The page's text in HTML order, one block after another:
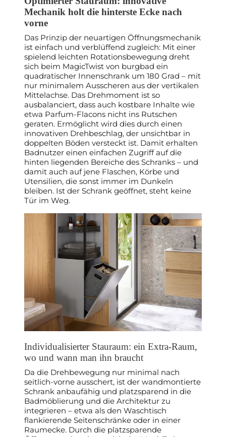
Mechanik holt die hinterste Ecke nach
vorne
Das Prinzip der neuartigen Öffnungsmechanik
ist einfach und verblüffend zugleich: Mit einer
spielend leichten Rotationsbewegung dreht
sich beim MagicTwist von burgbad ein
quadratischer Innenschrank um 180 Grad – mit
nur minimalem Ausscheren aus der vertikalen
Mittelachse. Das Drehmoment ist so
ausbalanciert, dass auch kostbare Inhalte wie
etwa Parfum-Flacons nicht ins Rutschen
geraten. Ermöglicht wird dies durch einen
innovativen Drehbeschlag, der unsichtbar in
doppelten Böden versteckt ist. Damit erhalten
Badnutzer einen einfachen Zugriff auf die
hinten liegenden Bereiche des Schranks – und
damit auch auf jene Flaschen, Körbe und
Utensilien, die sonst immer im Dunkeln
bleiben. Ist der Schrank geöffnet, steht keine
Tür im Weg.
Individualisierter Stauraum: ein Extra-Raum,
wo und wann man ihn braucht
Da die Drehbewegung nur minimal nach
seitlich-vorne ausschert, ist der wandmontierte
Schrank anbaufähig und platzsparend in die
Badmöblierung und die Architektur zu
integrieren – etwa als den Waschtisch
flankierende Seitenschränke oder in einer
Raumecke. Durch die platzsparende